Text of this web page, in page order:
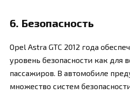
6. Безопасность
Opel Astra GTC 2012 года
уровень безопасности как для
пассажиров. В автомобиле
множество систем